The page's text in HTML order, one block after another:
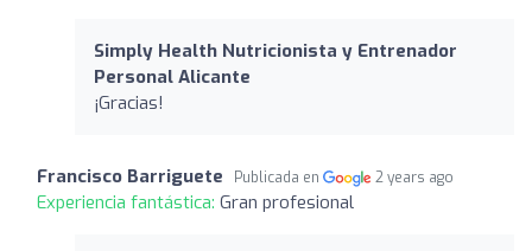
Simply Health Nutricionista y Entrenador
Personal Alicante
¡Gracias!
Francisco Barriguete Publicada en 2 years ago
Experiencia fantástica: Gran profesional